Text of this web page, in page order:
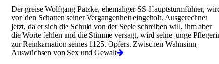
Der greise Wolfgang Patzke, ehemaliger SS-Hauptsturmführer,
von den Schatten seiner Vergangenheit eingeholt. Ausgerechnet
jetzt, da er sich die Schuld von der Seele schreiben will, ihm aber
die Worte fehlen und die Stimme versagt, wird seine junge
zur Reinkarnation seines 1125. Opfers. Zwischen Wahnsinn,
Auswüchsen von Sex und Gewalt